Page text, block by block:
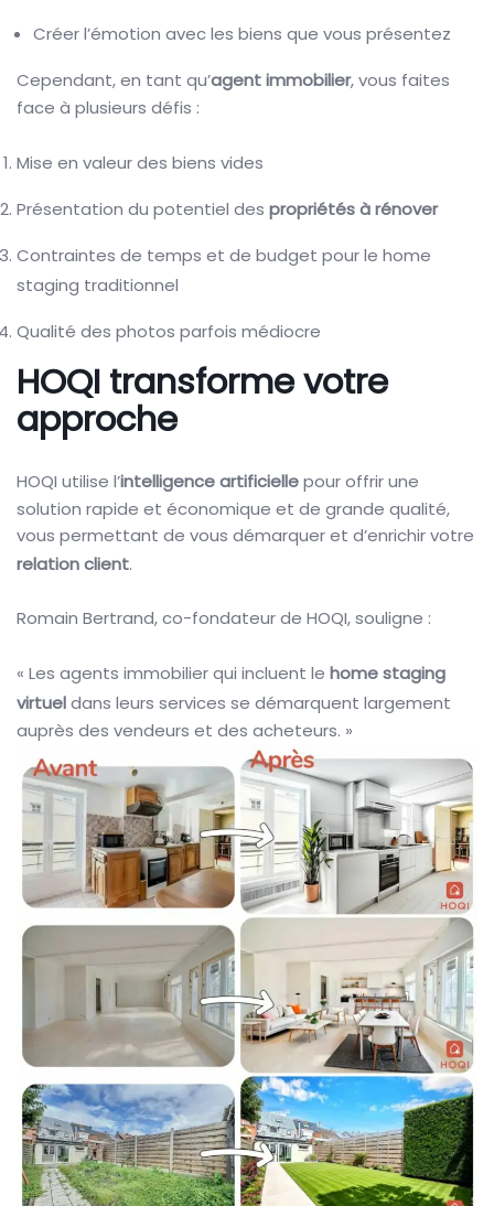
Créer l’émotion avec les biens que vous présentez
Cependant, en tant qu’agent immobilier, vous faites
face à plusieurs défis :
Mise en valeur des biens vides
Présentation du potentiel des propriétés à rénover
Contraintes de temps et de budget pour le home
staging traditionnel
Qualité des photos parfois médiocre
HOQI transforme votre
approche
HOQI utilise l’intelligence artificiellepour offrir une
solution rapide et économique et de grande qualité,
vous permettant de vous démarquer et d’enrichir votre
relation client.
Romain Bertrand, co-fondateur de HOQI, souligne :
« Les agents immobilier qui incluent le home staging
virtueldans leurs services se démarquent largement
auprès des vendeurs et des acheteurs. »